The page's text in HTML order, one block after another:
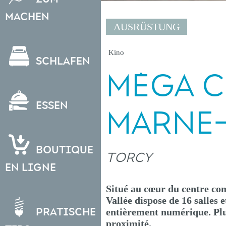
Machen
Schlafen
Essen
Boutique
en ligne
Pratische
AUSRÜSTUNG
Kino
MÉGA
TORCY
Situé au cœur du centre
Vallée dispose de 16
entièrement numérique.
proximité.